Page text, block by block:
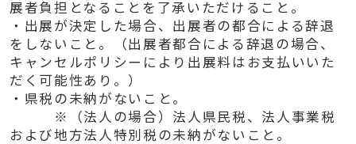
展者負担となることを了承いただけること。
・出展が決定した場合、出展者の都合による辞退
をしないこと。（出展者都合による辞退の場合、
キャンセルポリシーにより出展料はお支払いいた
だく可能性あり。）
・県税の未納がないこと。
※（法人の場合）法人県民税、法人事業税
および地方法人特別税の未納がないこと。